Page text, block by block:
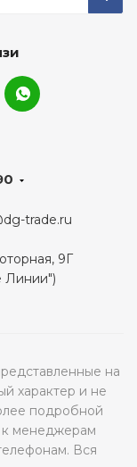
trade.ru
9Г
Линии")
на
характер и не
подробной
к менеджерам
Вся